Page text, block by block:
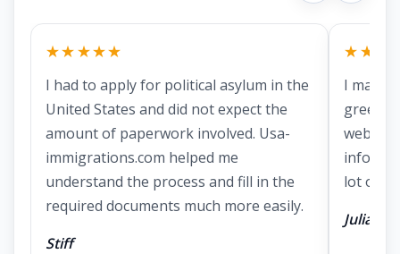
★★★★★
I had to apply for political asylum in the
United States and did not expect the
amount of paperwork involved. Usa-
immigrations.com helped me
understand the process and fill in the
required documents much more easily.
Stiff
I
green
website
lot of
Julia